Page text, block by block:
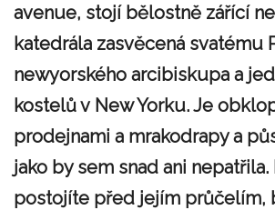
avenue, stojí bělostně zářící
katedrála zasvěcená svatému
newyorského arcibiskupa a
kostelů v New Yorku. Je
prodejnami a mrakodrapy a
jako by sem snad ani
postojíte před jejím průčelím,